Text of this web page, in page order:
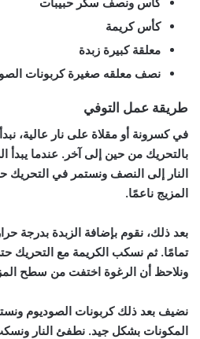
كأس ونصف سكر حبيبات
كأس كريمة
معلقة كبيرة زبدة
نصف معلقه صغيرة كربونات
طريقة عمل التوفي
في كسرونة أو مقلاة على نار عالية،
بالتحريك من حين إلى آخر. عندما يبدأ
النار إلى النصف ونستمر في التحريك
المزيج ناعمًا.
بعد ذلك، نقوم بإضافة الزبدة بدرجة
تمامًا. ثم نسكب الكريمة مع التحريك
ونلاحظ أن الرغوة اختفت من سطح
نضيف بعد ذلك كربونات الصوديوم
المكونات بشكل جيد. نطفئ النار